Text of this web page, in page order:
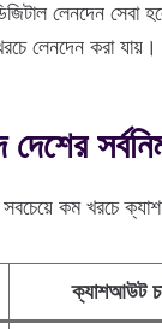
লেনদেন
লেনদেন করা
দেশের
সবচেয়ে কম খরচে
ক্যাশআউট